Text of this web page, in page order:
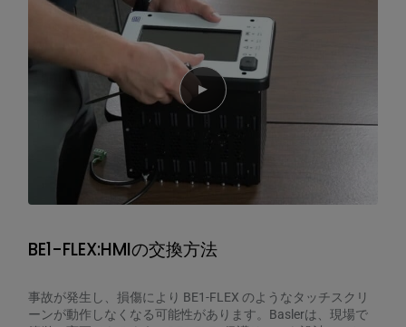
Play video
BE1-FLEX:HMIの交換方法
事故が発生し、損傷により BE1-FLEX のようなタッチスクリ
ーンが動作しなくなる可能性があります。Baslerは、現場で